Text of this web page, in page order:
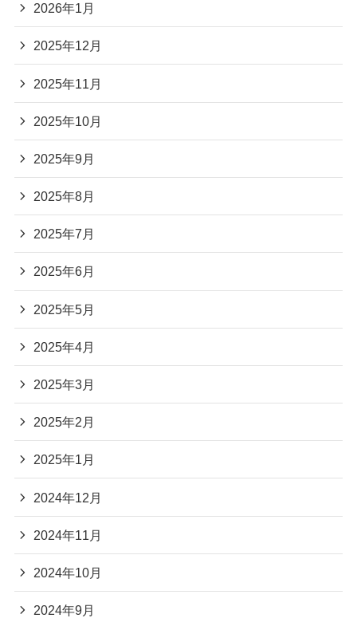
2026年1月
2025年12月
2025年11月
2025年10月
2025年9月
2025年8月
2025年7月
2025年6月
2025年5月
2025年4月
2025年3月
2025年2月
2025年1月
2024年12月
2024年11月
2024年10月
2024年9月